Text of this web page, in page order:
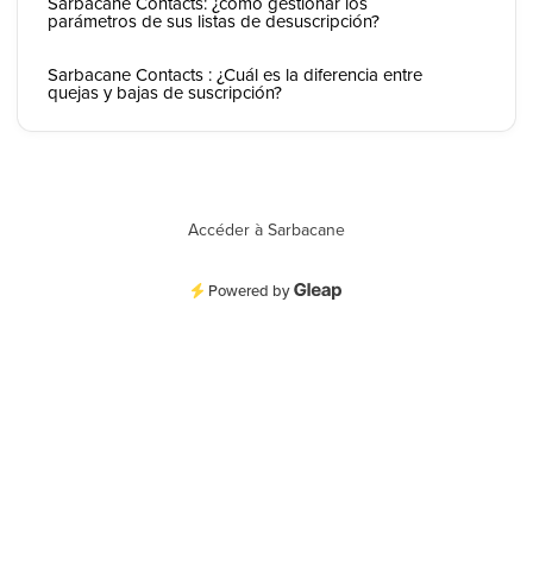
parámetros de sus listas de desuscripción?
Sarbacane Contacts : ¿Cuál es la diferencia entre
quejas y bajas de suscripción?
Accéder à Sarbacane
Powered by